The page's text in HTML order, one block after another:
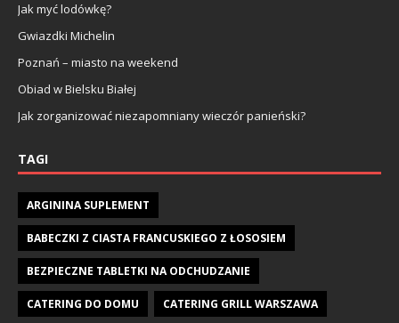
Jak myć lodówkę?
Gwiazdki Michelin
Poznań – miasto na weekend
Obiad w Bielsku Białej
Jak zorganizować niezapomniany wieczór panieński?
TAGI
ARGININA SUPLEMENT
BABECZKI Z CIASTA FRANCUSKIEGO Z ŁOSOSIEM
BEZPIECZNE TABLETKI NA ODCHUDZANIE
CATERING DO DOMU CATERING GRILL WARSZAWA